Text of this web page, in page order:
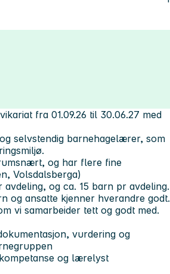
fra 01.09.26 til 30.06.27 med
selvstendig barnehagelærer, som
og har flere fine
Volsdalsberga)
og ca. 15 barn pr avdeling.
og ansatte kjenner hverandre godt.
vi samarbeider tett og godt med.
vurdering og
og lærelyst